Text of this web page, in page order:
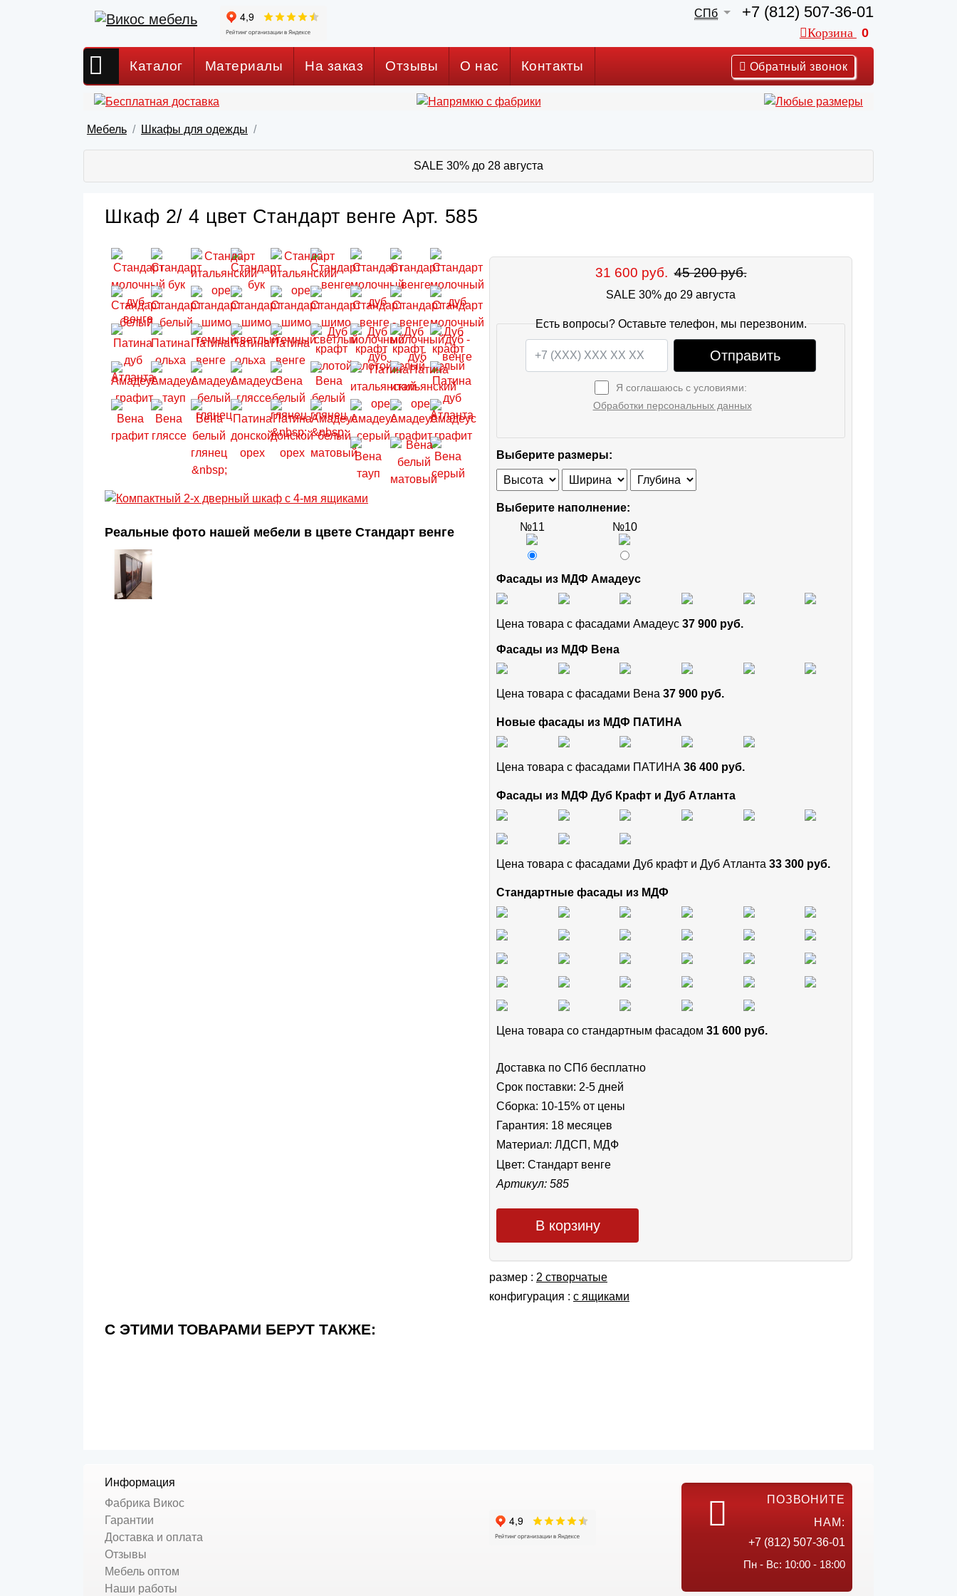
СПб +7 (812) 507-36-01
Корзина 0
Каталог Материалы На заказ Отзывы О нас Контакты Обратный звонок
Мебель Шкафы для одежды
SALE 30% до 28 августа
Шкаф 2/ 4 цвет Стандарт венге Арт. 585
Реальные фото нашей мебели в цвете Стандарт венге
31 600 руб. 45 200 руб.
SALE 30% до 29 августа
Есть вопросы? Оставьте телефон, мы перезвоним.
Отправить
Я соглашаюсь с условиями:
Обработки персональных данных
Выберите размеры:
Выберите наполнение:
№11
№10
Фасады из МДФ Амадеус
Цена товара с фасадами Амадеус 37 900 руб.
Фасады из МДФ Вена
Цена товара с фасадами Вена 37 900 руб.
Новые фасады из МДФ ПАТИНА
Цена товара с фасадами ПАТИНА 36 400 руб.
Фасады из МДФ Дуб Крафт и Дуб Атланта
Цена товара с фасадами Дуб крафт и Дуб Атланта 33 300 руб.
Стандартные фасады из МДФ
Цена товара cо стандартным фасадом 31 600 руб.
Доставка по СПб бесплатно
Срок поставки: 2-5 дней
Сборка: 10-15% от цены
Гарантия: 18 месяцев
Материал: ЛДСП, МДФ
Цвет: Стандарт венге
Артикул: 585
В корзину
размер : 2 створчатые
конфигурация : с ящиками
С ЭТИМИ ТОВАРАМИ БЕРУТ ТАКЖЕ:
Информация
Фабрика Викос
Гарантии
Доставка и оплата
Отзывы
Мебель оптом
Наши работы
ПОЗВОНИТЕ
НАМ:
+7 (812) 507-36-01
Пн - Вс: 10:00 - 18:00